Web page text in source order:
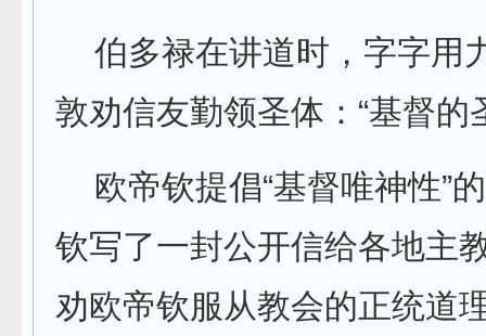
伯多禄在讲道时，字字用
敦劝信友勤领圣体：“基督的
欧帝钦提倡“基督唯神性”
钦写了一封公开信给各地主
劝欧帝钦服从教会的正统道